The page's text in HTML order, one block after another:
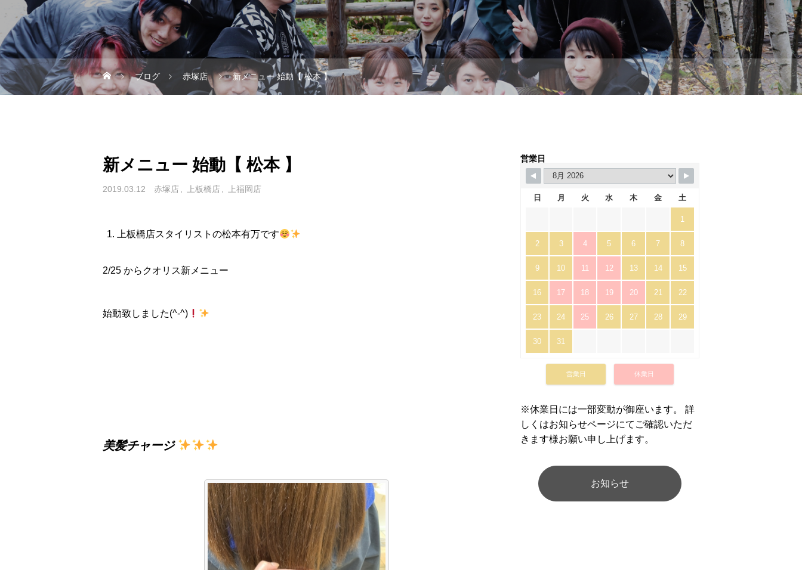
ブログ 赤塚店 新メニュー 始動【 松本 】
新メニュー 始動【 松本 】
2019.03.12 赤塚店 上板橋店 上福岡店
上板橋店スタイリストの松本有万です
2/25 からクオリス新メニュー
始動致しました(^-^)
美髪チャージ
営業日
日 月 火 水 木 金 土
1
2 3 4 5 6 7 8
9 10 11 12 13 14 15
16 17 18 19 20 21 22
23 24 25 26 27 28 29
30 31
営業日 休業日
※休業日には一部変動が御座います。 詳
しくはお知らせページにてご確認いただ
きます様お願い申し上げます。
お知らせ